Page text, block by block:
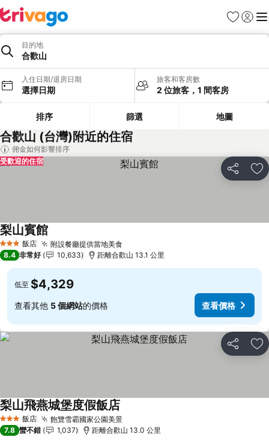
我的最愛
登入 選
目的地
合歡山
入住日期/退房日期
選擇日期
旅客和客房數
2 位旅客，1 間客房
排序 篩選 地圖
合歡山 (台灣)附近的住宿
佣金如何影響排序
分享 加
受歡迎的住宿
3 星級 飯店 附設餐廳提供當地美食查看價格
梨山賓館
8.4 非常好 10,633 距離合歡山 13.1 公里
低至 $4,329
查看其他 5 個網站的價格 查看價格
分享 加
3 星級 飯店 飽覽雪霸國家公園美景查看價格
梨山飛燕城堡度假飯店
7.8 蠻不錯 1,037 距離合歡山 13.0 公里